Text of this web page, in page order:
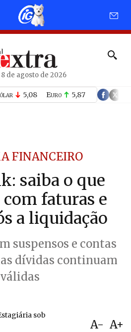
8 de agosto de 2026
5,08 Euro 5,87
FINANCEIRO
saiba o que
com faturas e
a liquidação
suspensos e contas
dívidas continuam
válidas
sob
A- A+